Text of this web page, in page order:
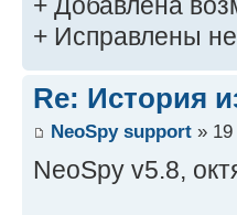
+ Исправлены
Re: История
NeoSpy support »
NeoSpy v5.8,